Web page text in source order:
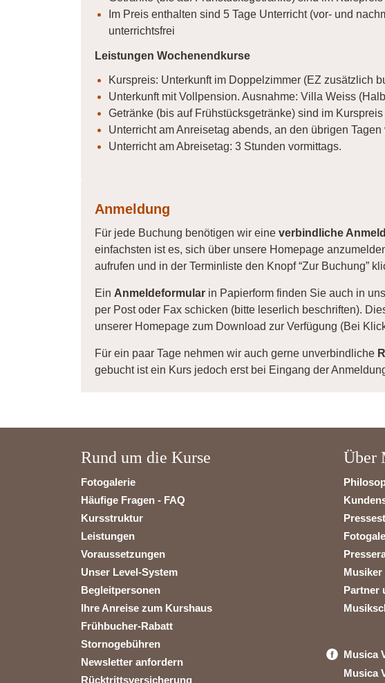
Im Preis enthalten sind 5 Tage Unterricht (vor- und
unterrichtsfrei
Leistungen Wochenendkurse
Kurspreis: Unterkunft im Doppelzimmer (EZ zusätzlich
Unterkunft mit Vollpension. Ausnahme: Villa Weiss
Getränke (bis auf Frühstücksgetränke) sind im
Unterricht am Anreisetag abends, an den übrigen
Unterricht am Abreisetag: 3 Stunden vormittags.
Anmeldung
Für jede Buchung benötigen wir eine verbindliche
einfachsten ist es, sich über unsere Homepage
aufrufen und in der Terminliste den Knopf “Zur Buchung”
Ein Anmeldeformular in Papierform finden Sie auch in
per Post oder Fax schicken (bitte leserlich beschriften).
unserer Homepage zum Download zur Verfügung (Bei
Für ein paar Tage nehmen wir auch gerne unverbindliche
gebucht ist ein Kurs jedoch erst bei Eingang der
Rund um die Kurse
Fotogalerie
Häufige Fragen - FAQ
Kursstruktur
Leistungen
Voraussetzungen
Unser Level-System
Begleitpersonen
Ihre Anreise zum Kurshaus
Frühbucher-Rabatt
Stornogebühren
Newsletter anfordern
Rücktrittsversicherung
Über
Partner
Musica
Musica